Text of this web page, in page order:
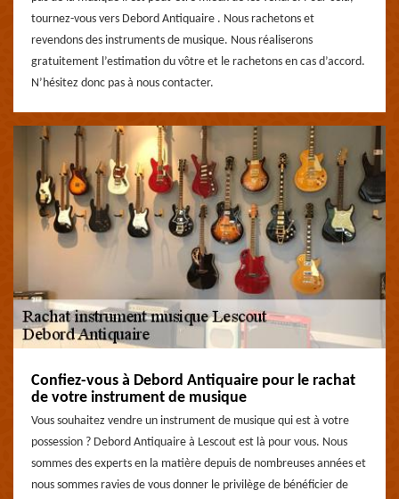
tournez-vous vers Debord Antiquaire . Nous rachetons et
revendons des instruments de musique. Nous réaliserons
gratuitement l’estimation du vôtre et le rachetons en cas d’accord.
N’hésitez donc pas à nous contacter.
Confiez-vous à Debord Antiquaire pour le rachat
de votre instrument de musique
Vous souhaitez vendre un instrument de musique qui est à votre
possession ? Debord Antiquaire à Lescout est là pour vous. Nous
sommes des experts en la matière depuis de nombreuses années et
nous sommes ravies de vous donner le privilège de bénéficier de